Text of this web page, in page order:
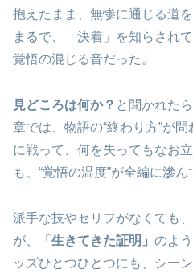
抱えたまま、無惨に通じる道
まるで、「決着」を知らされ
覚悟の混じる音だった。
見どころは何か？ と聞かれた
章では、物語の“終わり方”が
に戦って、何を失ってもなお
も、“覚悟の温度”が全編に滲ん
派手な技やセリフがなくても
が、
「生きてきた証明」 のよ
ッズひとつひとつにも、シー